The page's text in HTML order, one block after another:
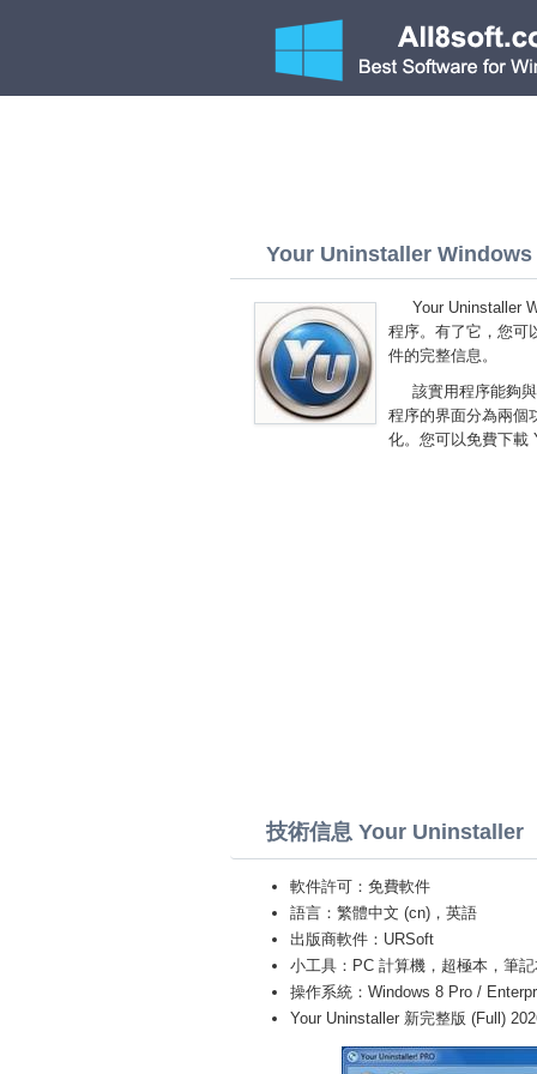
Your Uninstaller Windows
Your Uninstaller
程序。有了它，您可
件的完整信息。
該實用程序能夠
程序的界面分為兩個
化。您可以免費下載
技術信息 Your Uninstaller
軟件許可：免費軟件
語言：繁體中文 (cn)，英語
出版商軟件：URSoft
小工具：PC 計算機，超極本，筆
操作系統：Windows 8 Pro /
Your Uninstaller 新完整版 (Full)